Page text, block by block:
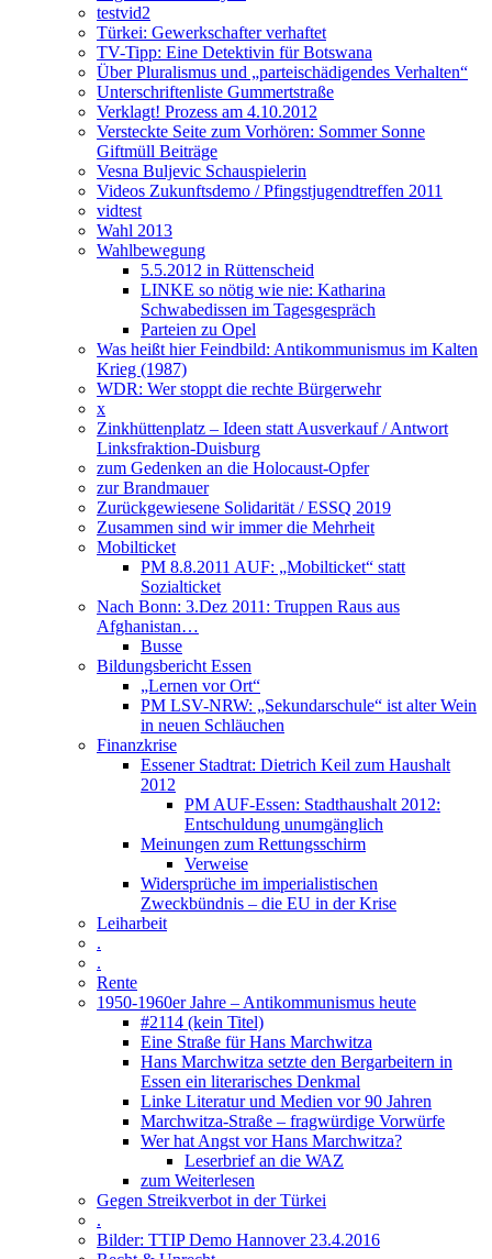
testvid2
Türkei: Gewerkschafter verhaftet
TV-Tipp: Eine Detektivin für Botswana
Über Pluralismus und „parteischädigendes Verhalten“
Unterschriftenliste Gummertstraße
Verklagt! Prozess am 4.10.2012
Versteckte Seite zum Vorhören: Sommer Sonne
Giftmüll Beiträge
Vesna Buljevic Schauspielerin
Videos Zukunftsdemo / Pfingstjugendtreffen 2011
vidtest
Wahl 2013
Wahlbewegung
5.5.2012 in Rüttenscheid
LINKE so nötig wie nie: Katharina
Schwabedissen im Tagesgespräch
Parteien zu Opel
Was heißt hier Feindbild: Antikommunismus im Kalten
Krieg (1987)
WDR: Wer stoppt die rechte Bürgerwehr
x
Zinkhüttenplatz – Ideen statt Ausverkauf / Antwort
Linksfraktion-Duisburg
zum Gedenken an die Holocaust-Opfer
zur Brandmauer
Zurückgewiesene Solidarität / ESSQ 2019
Zusammen sind wir immer die Mehrheit
Mobilticket
PM 8.8.2011 AUF: „Mobilticket“ statt
Sozialticket
Nach Bonn: 3.Dez 2011: Truppen Raus aus
Afghanistan…
Busse
Bildungsbericht Essen
„Lernen vor Ort“
PM LSV-NRW: „Sekundarschule“ ist alter Wein
in neuen Schläuchen
Finanzkrise
Essener Stadtrat: Dietrich Keil zum Haushalt
2012
PM AUF-Essen: Stadthaushalt 2012:
Entschuldung unumgänglich
Meinungen zum Rettungsschirm
Verweise
Widersprüche im imperialistischen
Zweckbündnis – die EU in der Krise
Leiharbeit
.
.
Rente
1950-1960er Jahre – Antikommunismus heute
#2114 (kein Titel)
Eine Straße für Hans Marchwitza
Hans Marchwitza setzte den Bergarbeitern in
Essen ein literarisches Denkmal
Linke Literatur und Medien vor 90 Jahren
Marchwitza-Straße – fragwürdige Vorwürfe
Wer hat Angst vor Hans Marchwitza?
Leserbrief an die WAZ
zum Weiterlesen
Gegen Streikverbot in der Türkei
.
Bilder: TTIP Demo Hannover 23.4.2016